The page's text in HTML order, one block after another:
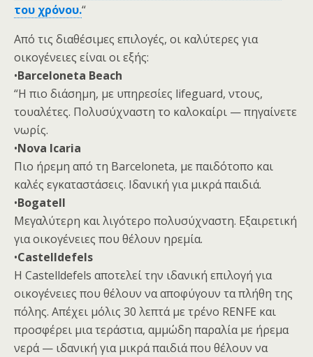
του χρόνου.“
Από τις διαθέσιμες επιλογές, οι καλύτερες για
οικογένειες είναι οι εξής:
•Barceloneta Beach
“Η πιο διάσημη, με υπηρεσίες lifeguard, ντους,
τουαλέτες. Πολυσύχναστη το καλοκαίρι — πηγαίνετε
νωρίς.
•Nova Icaria
Πιο ήρεμη από τη Barceloneta, με παιδότοπο και
καλές εγκαταστάσεις. Ιδανική για μικρά παιδιά.
•Bogatell
Μεγαλύτερη και λιγότερο πολυσύχναστη. Εξαιρετική
για οικογένειες που θέλουν ηρεμία.
•Castelldefels
Η Castelldefels αποτελεί την ιδανική επιλογή για
οικογένειες που θέλουν να αποφύγουν τα πλήθη της
πόλης. Απέχει μόλις 30 λεπτά με τρένο RENFE και
προσφέρει μια τεράστια, αμμώδη παραλία με ήρεμα
νερά — ιδανική για μικρά παιδιά που θέλουν να